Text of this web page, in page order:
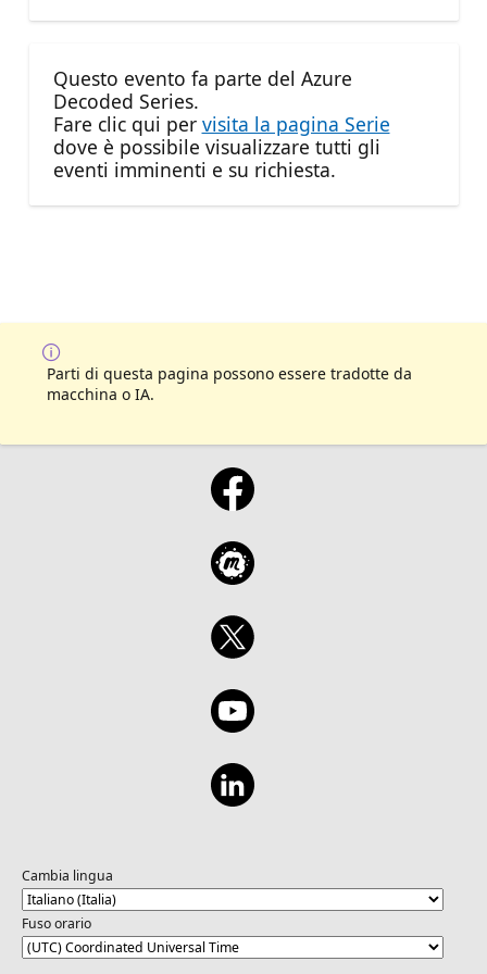
Questo evento fa parte del Azure
Decoded Series.
Fare clic qui per visita la pagina Serie
dove è possibile visualizzare tutti gli
eventi imminenti e su richiesta.
Parti di questa pagina possono essere tradotte da
macchina o IA.
Cambia lingua
Fuso orario